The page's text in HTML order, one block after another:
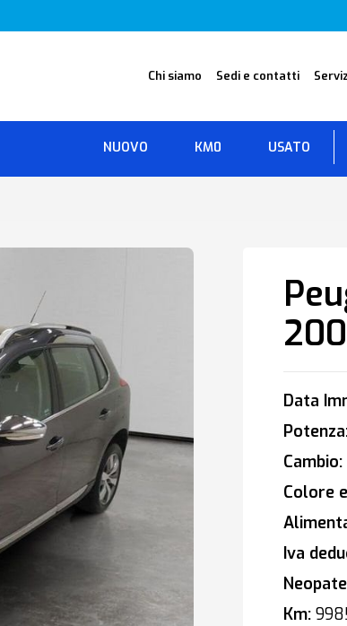
Chi siamo Sedi e contatti
NUOVO KM0 USATO
Data
Cambio:
Colore
Iva
Km: